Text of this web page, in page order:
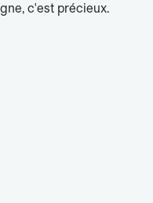
c'est précieux.